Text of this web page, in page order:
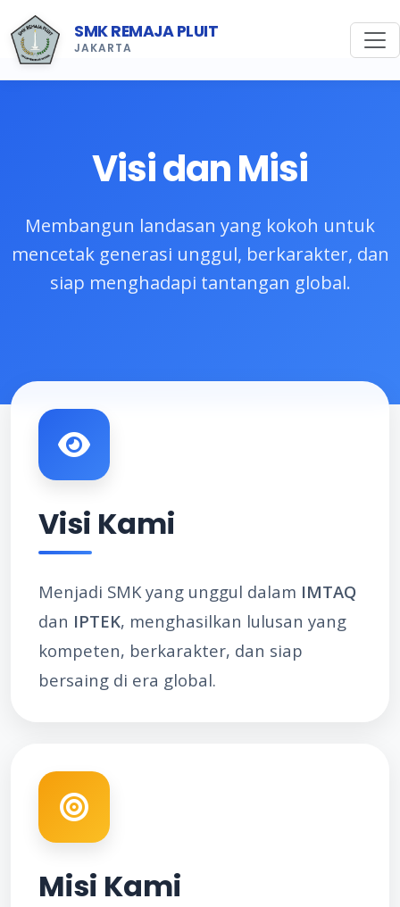
SMK REMAJA PLUIT
JAKARTA
Visi dan Misi
Membangun landasan yang kokoh untuk
mencetak generasi unggul, berkarakter, dan
siap menghadapi tantangan global.
Visi Kami
Menjadi SMK yang unggul dalam IMTAQ
dan IPTEK, menghasilkan lulusan yang
kompeten, berkarakter, dan siap
bersaing di era global.
Misi Kami